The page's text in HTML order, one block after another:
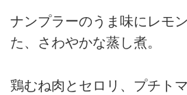
ナンプラーのうま味にレモ
た、さわやかな蒸し煮。
鶏むね肉とセロリ、プチト